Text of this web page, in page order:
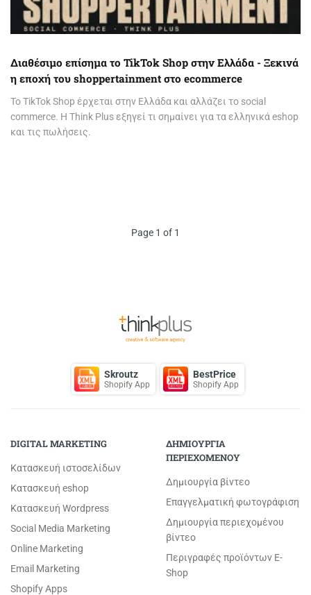
Διαθέσιμο επίσημα το TikTok Shop στην Ελλάδα - Ξεκινά
η εποχή του shoppertainment στο ecommerce
Το TikTok Shop έρχεται στην Ελλάδα και αλλάζει το social
commerce. Η Think Plus εξηγεί τι σημαίνει για τα ελληνικά eshop
και τις πωλήσεις.
Page 1 of 1
Skroutz
Shopify App
BestPrice
Shopify App
DIGITAL MARKETING
Κατασκευή ιστοσελίδων
Κατασκευή eshop
Κατασκευή Wordpress
Social Media Marketing
Online Marketing
Email Marketing
Shopify Apps
ΔΗΜΙΟΥΡΓΙΑ
ΠΕΡΙΕΧΟΜΕΝΟΥ
Δημιουργία βίντεο
Επαγγελματική φωτογράφιση
Δημιουργία περιεχομένου
βίντεο
Περιγραφές προϊόντων E-
Shop